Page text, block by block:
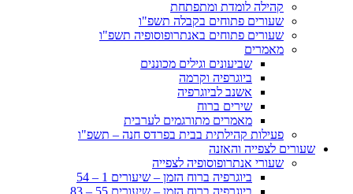
קהילה לומדת ומתפתחת
שעורים פתוחים בקבלה תשפ"ו
שעורים פתוחים באנתרופוסופיה תשפ"ו
מאמרים
שביעונים וגילים מכוננים
ביוגרפיה וקרמה
אשנב לביוגרפיה
שירים ברוח
מאמרים מתורגמים לערבית
פעילות קהילתית בבית בפרדס חנה – תשפ"ו
שעורים לצפייה והאזנה
שעורי אנתרופוסופיה לצפייה
ביוגרפיה ברוח הזמן – שיעורים 1 – 54